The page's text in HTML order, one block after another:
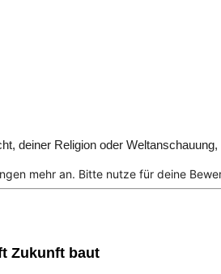
deiner Religion oder
mehr an. Bitte nutze für deine
Zukunft baut